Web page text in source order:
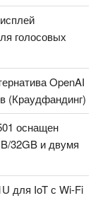
голосовых
OpenAI
(Краудфандинг)
оснащен
32GB и двумя
для IoT с Wi-Fi